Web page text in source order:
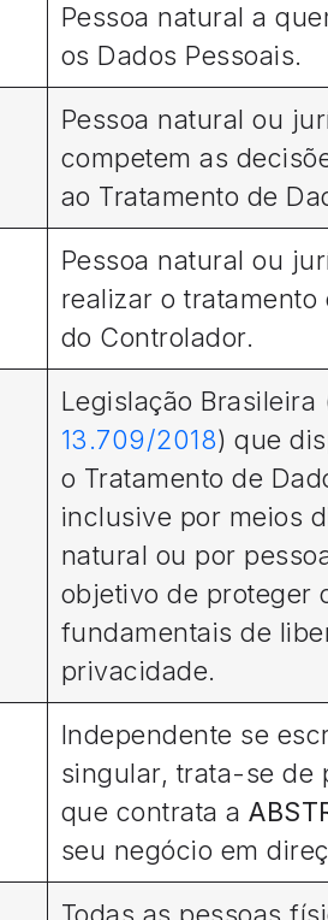
Pessoa natural a
os Dados Pessoais.
Pessoa natural ou
competem as
ao Tratamento de
Pessoa natural ou
realizar o tratamento
do Controlador.
Legislação Brasileira
13.709/2018) que
o Tratamento de
inclusive por meios
natural ou por
objetivo de proteger
fundamentais de
privacidade.
Independente se
singular, trata-se de
que contrata a
seu negócio em